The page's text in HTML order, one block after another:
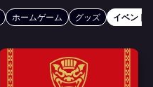
ホームゲーム グッズ イベント